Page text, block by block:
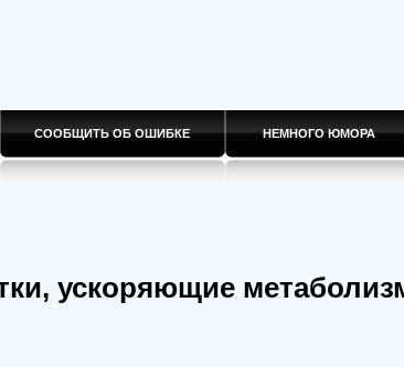
СООБЩИТЬ ОБ ОШИБКЕ НЕМНОГО ЮМОРА
ускоряющие